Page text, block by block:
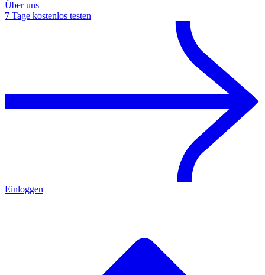
Über uns
7 Tage kostenlos testen
Einloggen